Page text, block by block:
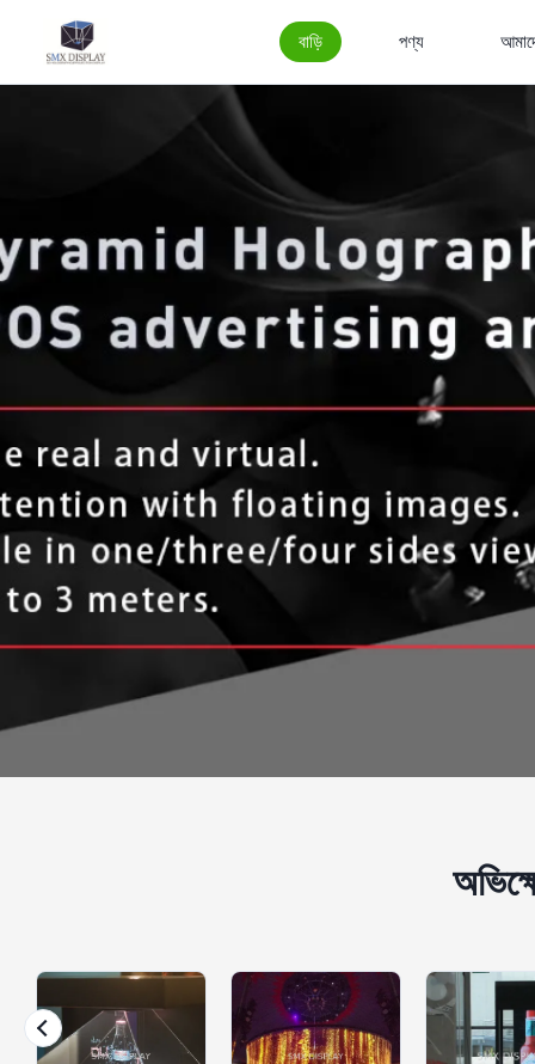
বাড়ি পণ্য